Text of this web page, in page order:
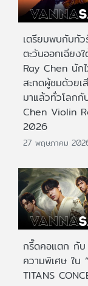
เตรียมพบกับทัว
ตะวันออกเฉียง
Ray Chen นัก
สะกดผู้ชมด้วย
มาแล้วทั่วโลกกั
Chen Violin
2026
27 พฤษภาคม
กรี๊ดคอแตก กั
ความพิเศษ ใน
TITANS